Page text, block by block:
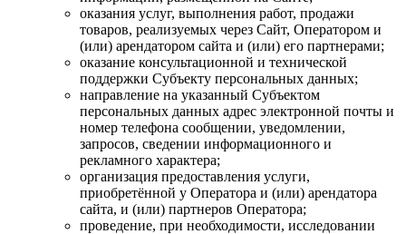
оказания услуг, выполнения работ, продажи
товаров, реализуемых через Сайт, Оператором и
(или) арендатором сайта и (или) его партнерами;
оказание консультационной и технической
поддержки Субъекту персональных данных;
направление на указанный Субъектом
персональных данных адрес электронной почты и
номер телефона сообщении, уведомлении,
запросов, сведении информационного и
рекламного характера;
организация предоставления услуги,
приобретённой у Оператора и (или) арендатора
сайта, и (или) партнеров Оператора;
проведение, при необходимости, исследовании